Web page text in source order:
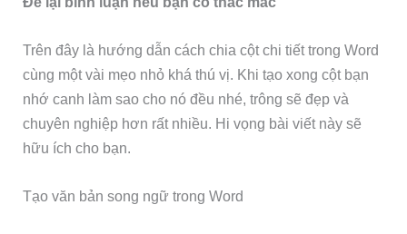
Trên đây là hướng dẫn cách chia cột chi tiết trong Word
cùng một vài mẹo nhỏ khá thú vị. Khi tạo xong cột bạn
nhớ canh làm sao cho nó đều nhé, trông sẽ đẹp và
chuyên nghiệp hơn rất nhiều. Hi vọng bài viết này sẽ
hữu ích cho bạn.
Tạo văn bản song ngữ trong Word